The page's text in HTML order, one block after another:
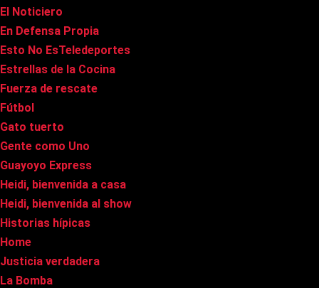
El Noticiero
En Defensa Propia
Esto No EsTeledeportes
Estrellas de la Cocina
Fuerza de rescate
Fútbol
Gato tuerto
Gente como Uno
Guayoyo Express
Heidi, bienvenida a casa
Heidi, bienvenida al show
Historias hípicas
Home
Justicia verdadera
La Bomba